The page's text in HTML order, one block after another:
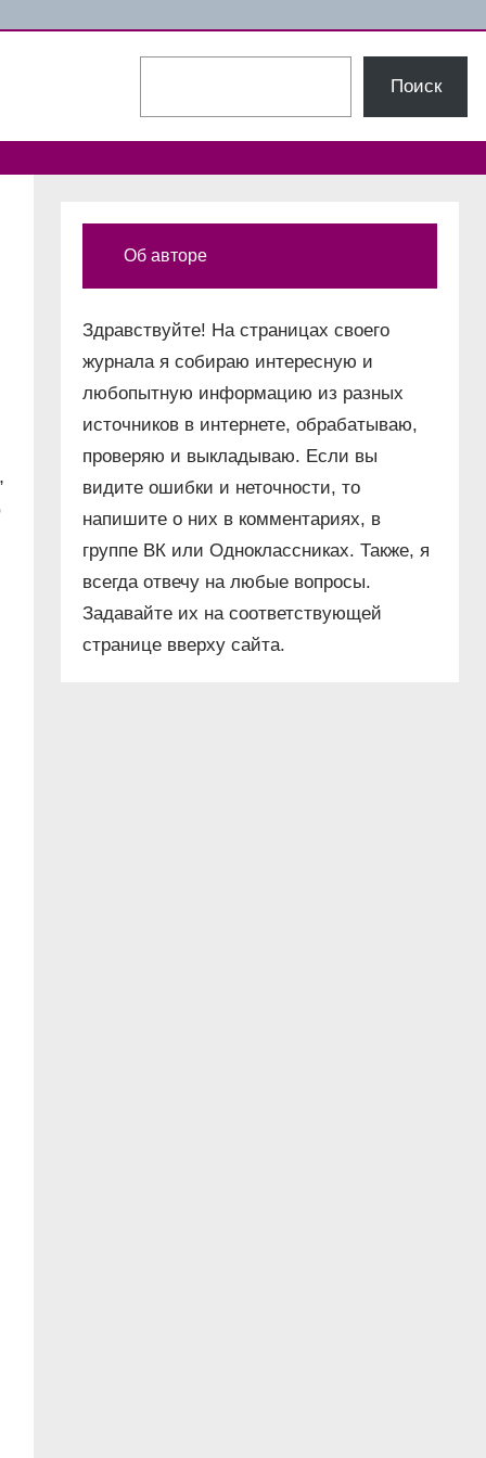
Поиск
Об авторе
Здравствуйте! На страницах своего
журнала я собираю интересную и
любопытную информацию из разных
источников в интернете, обрабатываю,
проверяю и выкладываю. Если вы
видите ошибки и неточности, то
напишите о них в комментариях, в
группе ВК или Одноклассниках. Также, я
всегда отвечу на любые вопросы.
Задавайте их на соответствующей
странице вверху сайта.